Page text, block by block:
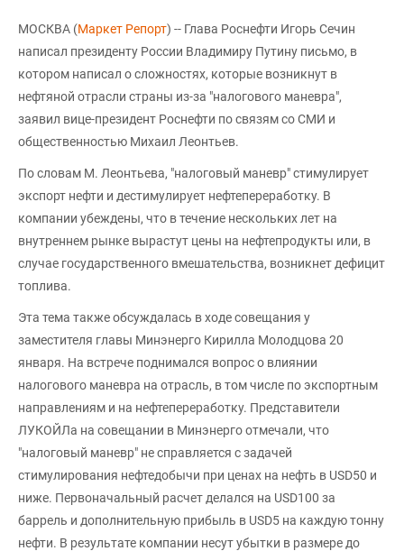
МОСКВА (Маркет Репорт) -- Глава Роснефти Игорь Сечин
написал президенту России Владимиру Путину письмо, в
котором написал о сложностях, которые возникнут в
нефтяной отрасли страны из-за "налогового маневра",
заявил вице-президент Роснефти по связям со СМИ и
общественностью Михаил Леонтьев.
По словам М. Леонтьева, "налоговый маневр" стимулирует
экспорт нефти и дестимулирует нефтепереработку. В
компании убеждены, что в течение нескольких лет на
внутреннем рынке вырастут цены на нефтепродукты или, в
случае государственного вмешательства, возникнет дефицит
топлива.
Эта тема также обсуждалась в ходе совещания у
заместителя главы Минэнерго Кирилла Молодцова 20
января. На встрече поднимался вопрос о влиянии
налогового маневра на отрасль, в том числе по экспортным
направлениям и на нефтепереработку. Представители
ЛУКОЙЛа на совещании в Минэнерго отмечали, что
"налоговый маневр" не справляется с задачей
стимулирования нефтедобычи при ценах на нефть в USD50 и
ниже. Первоначальный расчет делался на USD100 за
баррель и дополнительную прибыль в USD5 на каждую тонну
нефти. В результате компании несут убытки в размере до